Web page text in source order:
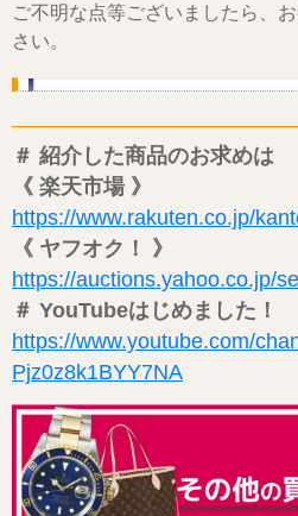
ご不明な点等ございましたら、
さい。
＃ 紹介した商品のお求めは
《 楽天市場 》
https://www.rakuten.co.jp/
《 ヤフオク！ 》
https://auctions.yahoo.co.jp/
＃ YouTubeはじめました！
https://www.youtube.com/
Pjz0z8k1BYY7NA